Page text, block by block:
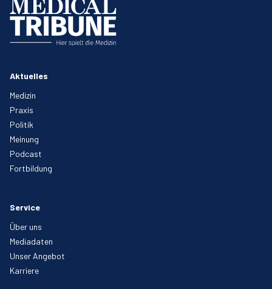
Aktuelles
Medizin
Praxis
Politik
Meinung
Podcast
Fortbildung
Service
Über uns
Mediadaten
Unser Angebot
Karriere